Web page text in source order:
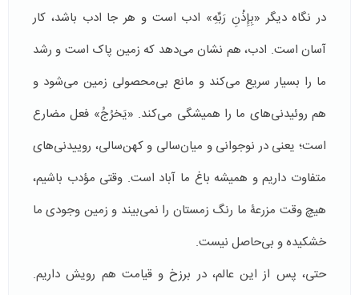
در نگاه دیگر «بِإِذْنِ رَبِّهِ» ادب است و هر جا ادب باشد، کار
آسان است. ادب، هم نشان می‌دهد که زمین پاک است و رشد
ما را بسیار سریع می‌‌کند و مانع بی‌محصولی زمین می‌شود و
هم روئیدنی‌های ما را همیشگی می‌کند. «یَخرُجُ» فعل مضارع
است؛ یعنی در نوجوانی و میان‌سالی و کهن‌سالی، روییدنی‌های
متفاوت داریم و همیشه باغ ما آباد است. وقتی مؤدب باشیم،
هیچ وقت مزرعۀ ما رنگ زمستان را نمی‌بیند و زمین وجودی ما
خشکیده و بی‌حاصل نیست.
حتی، پس از این عالم، در برزخ و قیامت هم رویش داریم.